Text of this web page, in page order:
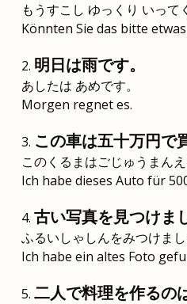
もうすこし ゆっくり いって
Könnten Sie das bitte
明日は雨です。
あしたは あめです。
Morgen regnet es.
この車は五十万円で
このくるまはごじゅうまんえ
Ich habe dieses Auto für
古い写真を見つけま
ふるいしゃしんをみつけまし
Ich habe ein altes Foto
二人で料理を作るの